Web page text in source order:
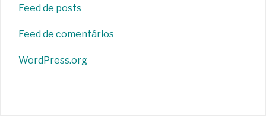
Feed de posts
Feed de comentários
WordPress.org